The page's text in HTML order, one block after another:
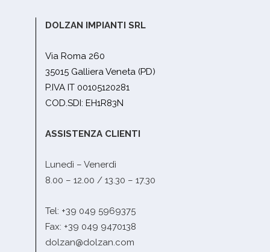
DOLZAN IMPIANTI SRL
Via Roma 260
35015 Galliera Veneta (PD)
P.IVA IT 00105120281
COD.SDI: EH1R83N
ASSISTENZA CLIENTI
Lunedì – Venerdì
8.00 – 12.00 / 13.30 – 17.30
Tel: +39 049 5969375
Fax: +39 049 9470138
dolzan@dolzan.com